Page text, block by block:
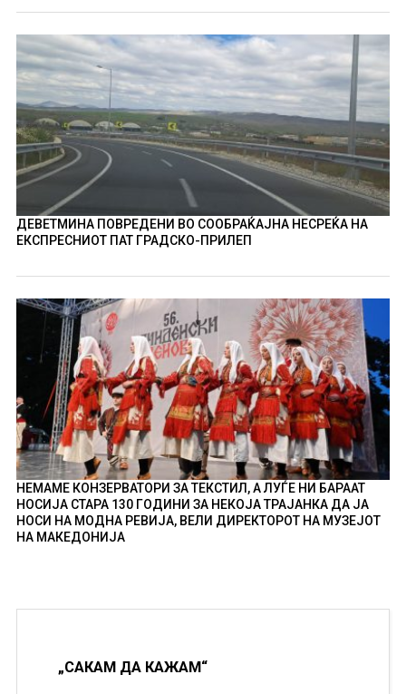
ДЕВЕТМИНА ПОВРЕДЕНИ ВО СООБРАЌАЈНА НЕСРЕЌА НА
ЕКСПРЕСНИОТ ПАТ ГРАДСКО-ПРИЛЕП
НЕМАМЕ КОНЗЕРВАТОРИ ЗА ТЕКСТИЛ, А ЛУЃЕ НИ БАРААТ
НОСИЈА СТАРА 130 ГОДИНИ ЗА НЕКОЈА ТРАЈАНКА ДА ЈА
НОСИ НА МОДНА РЕВИЈА, ВЕЛИ ДИРЕКТОРОТ НА МУЗЕЈОТ
НА МАКЕДОНИЈА
„САКАМ ДА КАЖАМ“